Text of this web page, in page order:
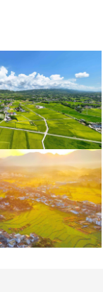
质水稻丰收